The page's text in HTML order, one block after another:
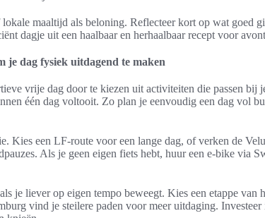
maaltijd als beloning. Reflecteer kort op wat goed
dagje uit een haalbaar en herhaalbaar recept voor
je dag fysiek uitdagend te maken
vrije dag door te kiezen uit activiteiten die passen bij
één dag voltooit. Zo plan je eenvoudig een dag vol
Kies een LF-route voor een lange dag, of verken de
Als je geen eigen fiets hebt, huur een e-bike via
je liever op eigen tempo beweegt. Kies een etappe van
vind je steilere paden voor meer uitdaging. Investeer